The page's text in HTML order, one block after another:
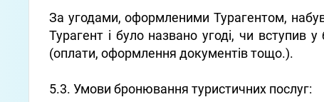
За угодами, оформленими Турагентом,
Турагент і було названо угоді, чи вступив
(оплати, оформлення документів тощо.).
5.3. Умови бронювання туристичних послуг: